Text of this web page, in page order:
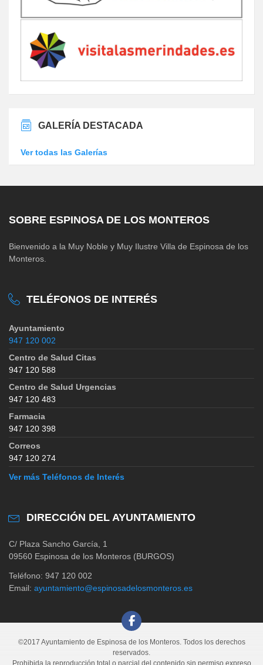
GALERÍA DESTACADA
Ver todas las Galerías
SOBRE ESPINOSA DE LOS MONTEROS
Bienvenido a la Muy Noble y Muy Ilustre Villa de Espinosa de los
Monteros.
TELÉFONOS DE INTERÉS
Ayuntamiento
947 120 002
Centro de Salud Citas
947 120 588
Centro de Salud Urgencias
947 120 483
Farmacia
947 120 398
Correos
947 120 274
Ver más Teléfonos de Interés
DIRECCIÓN DEL AYUNTAMIENTO
C/ Plaza Sancho García, 1
09560 Espinosa de los Monteros (BURGOS)
Teléfono: 947 120 002
Email: ayuntamiento@espinosadelosmonteros.es
©2017 Ayuntamiento de Espinosa de los Monteros. Todos los derechos
reservados.
Prohibida la reproducción total o parcial del contenido sin permiso expreso